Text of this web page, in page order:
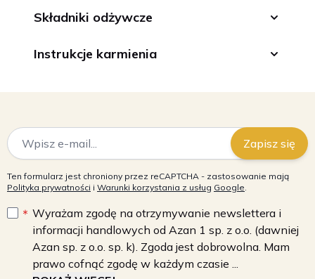
Składniki odżywcze
Instrukcje karmienia
Adres e-mail
Zapisz się
Ten formularz jest chroniony przez reCAPTCHA - zastosowanie mają
Polityka prywatności i Warunki korzystania z usług Google.
Wyrażam zgodę na otrzymywanie newslettera i
informacji handlowych od Azan 1 sp. z o.o. (dawniej
Azan sp. z o.o. sp. k). Zgoda jest dobrowolna. Mam
prawo cofnąć zgodę w każdym czasie ...